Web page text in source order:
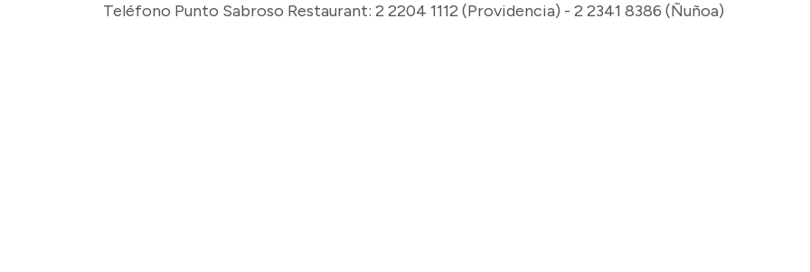
Teléfono Punto Sabroso Restaurant: 2 2204 1112 (Providencia) - 2 2341 8386 (Ñuñoa)